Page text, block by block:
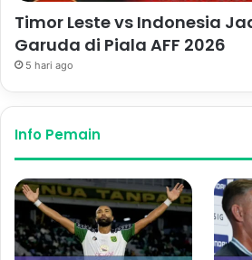
Timor Leste vs Indonesia
Garuda di Piala AFF 2026
5 hari ago
Info Pemain